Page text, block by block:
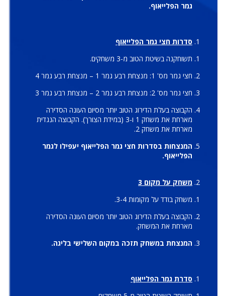
גמר הפלייאוף.
סדרות חצי גמר הפלייאוף
תשוחקנה בשיטת הטוב מ-3 משחקים.
חצי גמר מס' 1: מנצחת רבע גמר 1 – מנצחת רבע גמר 4
חצי גמר מס' 2: מנצחת רבע גמר 2 – מנצחת רבע גמר 3
הקבוצה בעלת הדירוג הטוב יותר מסיום העונה הסדירה
מארחת את משחק 1 ו-3 (במידת הצורך). הקבוצה הנגדית
מארחת את משחק 2.
המנצחות בסדרות חצי גמר הפלייאוף יעפילו לגמר
הפלייאוף.
משחק על מקום 3
משחק בודד על מקומות 3-4.
הקבוצה בעלת הדירוג הטוב יותר מסיום העונה הסדירה
מארחת את המשחק.
המנצחת במשחק תזכה במקום השלישי בליגה.
סדרת גמר הפלייאוף